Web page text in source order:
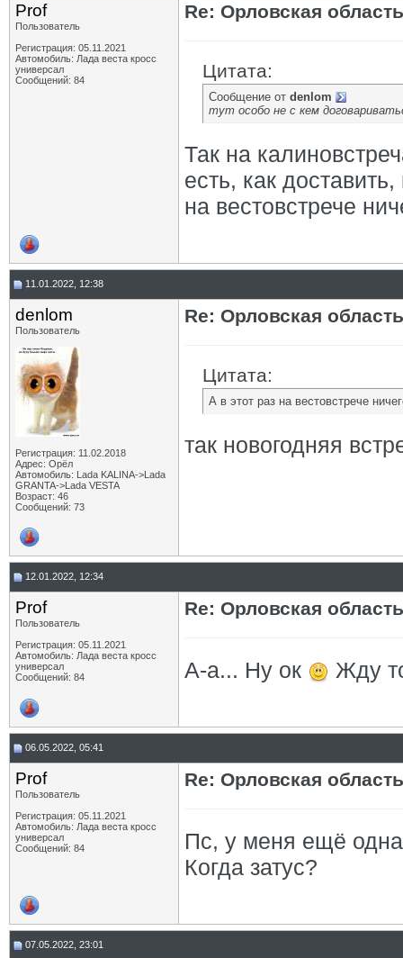
Prof
Пользователь
Регистрация: 05.11.2021
Автомобиль: Лада веста кросс
универсал
Сообщений: 84
Re: Орловская область
Цитата:
Сообщение от denlom
тут особо не с кем
Так на
есть, как
на вестовстрече
11.01.2022, 12:38
denlom
Пользователь
Регистрация: 11.02.2018
Адрес: Орёл
Автомобиль: Lada KALINA->Lada
GRANTA->Lada VESTA
Возраст: 46
Сообщений: 73
Re: Орловская область
Цитата:
А в этот раз на вестовстрече
так новогодняя
12.01.2022, 12:34
Prof
Пользователь
Регистрация: 05.11.2021
Автомобиль: Лада веста кросс
универсал
Сообщений: 84
Re: Орловская область
А-а... Ну ок Жду
06.05.2022, 05:41
Prof
Пользователь
Регистрация: 05.11.2021
Автомобиль: Лада веста кросс
универсал
Сообщений: 84
Re: Орловская область
Пс, у меня ещё
Когда затус?
07.05.2022, 23:01